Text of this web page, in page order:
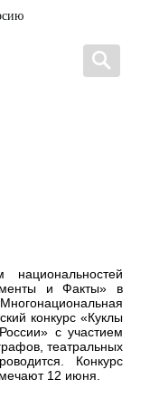
и Факты» в
конкурс «Куклы
с участием
театральных
Конкурс
12 июня.